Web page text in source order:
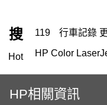
搜
Hot
119 行車記錄
HP Color
HP Color
HP相關資訊